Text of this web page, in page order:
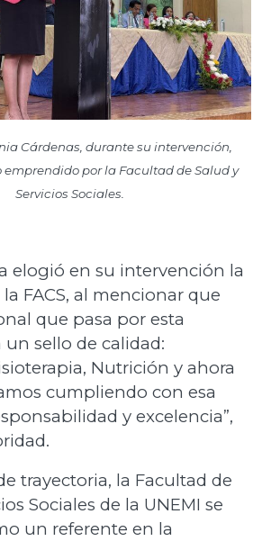
Cárdenas, durante su intervención,
emprendido por la Facultad de Salud y
Servicios Sociales.
elogió en su intervención la
FACS, al mencionar que
que pasa por esta
un sello de calidad:
Nutrición y ahora
cumpliendo con esa
y excelencia”,
trayectoria, la Facultad de
Sociales de la UNEMI se
un referente en la